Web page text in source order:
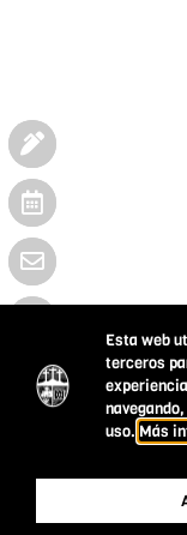
Esta web
terceros
uso. Más